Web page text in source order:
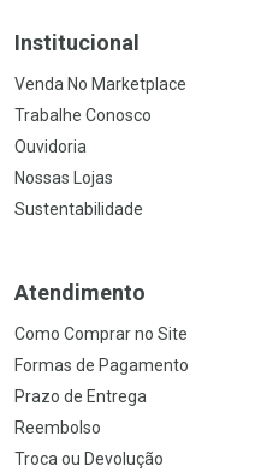
Institucional
Venda No Marketplace
Trabalhe Conosco
Ouvidoria
Nossas Lojas
Sustentabilidade
Atendimento
Como Comprar no Site
Formas de Pagamento
Prazo de Entrega
Reembolso
Troca ou Devolução